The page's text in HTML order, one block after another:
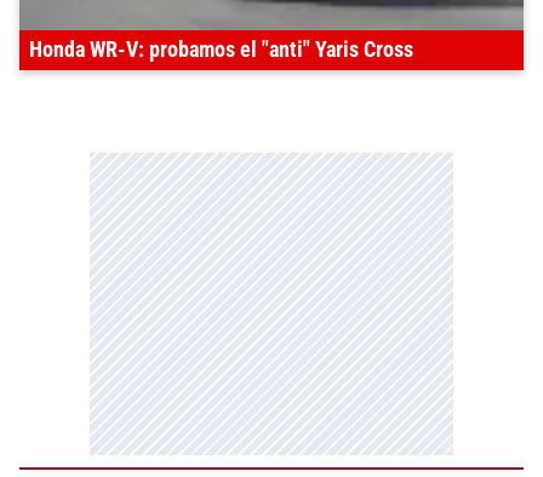
Honda WR-V: probamos el "anti" Yaris Cross